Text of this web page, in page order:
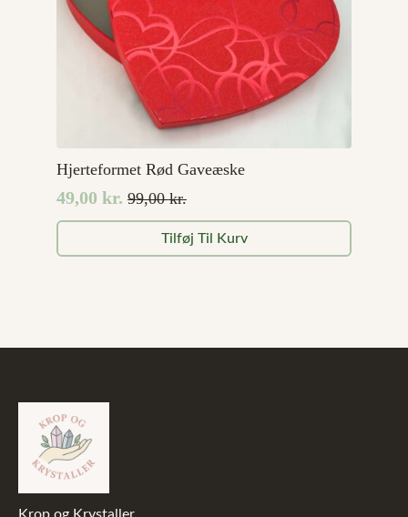
Hjerteformet Rød Gaveæske
99,00kr.
Den
oprindelige
pris
49,00 kr.
Den
aktuelle
pris
Tilføj Til Kurv